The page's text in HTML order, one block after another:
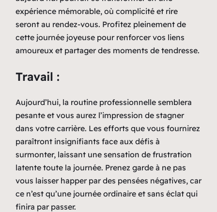
expérience mémorable, où complicité et rire
seront au rendez-vous. Profitez pleinement de
cette journée joyeuse pour renforcer vos liens
amoureux et partager des moments de tendresse.
Travail :
Aujourd’hui, la routine professionnelle semblera
pesante et vous aurez l’impression de stagner
dans votre carrière. Les efforts que vous fournirez
paraîtront insignifiants face aux défis à
surmonter, laissant une sensation de frustration
latente toute la journée. Prenez garde à ne pas
vous laisser happer par des pensées négatives, car
ce n’est qu’une journée ordinaire et sans éclat qui
finira par passer.